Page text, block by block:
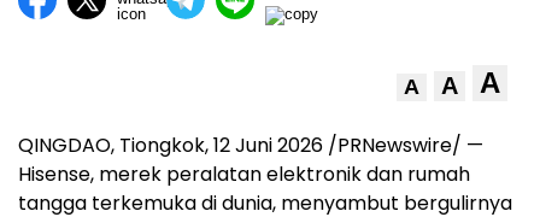
A A A
QINGDAO, Tiongkok, 12 Juni 2026 /PRNewswire/ —
Hisense, merek peralatan elektronik dan rumah
tangga terkemuka di dunia, menyambut bergulirnya